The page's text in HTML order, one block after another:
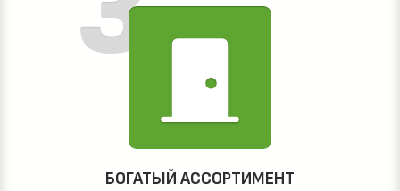
БОГАТЫЙ АССОРТИМЕНТ